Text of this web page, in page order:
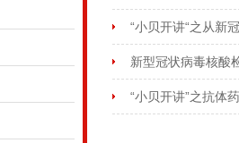
“小贝开讲“之从新
新型冠状病毒核酸
“小贝开讲”之抗体